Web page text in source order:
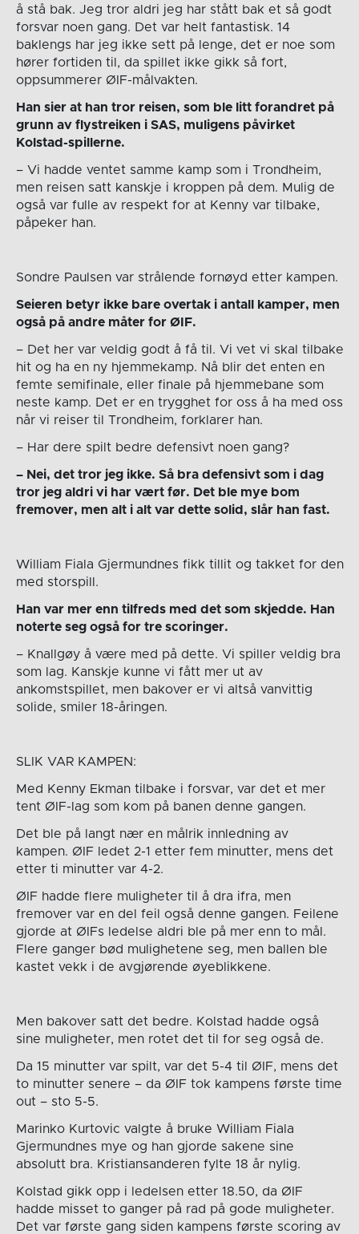
å stå bak. Jeg tror aldri jeg har stått bak et så godt
forsvar noen gang. Det var helt fantastisk. 14
baklengs har jeg ikke sett på lenge, det er noe som
hører fortiden til, da spillet ikke gikk så fort,
oppsummerer ØIF-målvakten.
Han sier at han tror reisen, som ble litt forandret på
grunn av flystreiken i SAS, muligens påvirket
Kolstad-spillerne.
– Vi hadde ventet samme kamp som i Trondheim,
men reisen satt kanskje i kroppen på dem. Mulig de
også var fulle av respekt for at Kenny var tilbake,
påpeker han.
Sondre Paulsen var strålende fornøyd etter kampen.
Seieren betyr ikke bare overtak i antall kamper, men
også på andre måter for ØIF.
– Det her var veldig godt å få til. Vi vet vi skal tilbake
hit og ha en ny hjemmekamp. Nå blir det enten en
femte semifinale, eller finale på hjemmebane som
neste kamp. Det er en trygghet for oss å ha med oss
når vi reiser til Trondheim, forklarer han.
– Har dere spilt bedre defensivt noen gang?
– Nei, det tror jeg ikke. Så bra defensivt som i dag
tror jeg aldri vi har vært før. Det ble mye bom
fremover, men alt i alt var dette solid, slår han fast.
William Fiala Gjermundnes fikk tillit og takket for den
med storspill.
Han var mer enn tilfreds med det som skjedde. Han
noterte seg også for tre scoringer.
– Knallgøy å være med på dette. Vi spiller veldig bra
som lag. Kanskje kunne vi fått mer ut av
ankomstspillet, men bakover er vi altså vanvittig
solide, smiler 18-åringen.
SLIK VAR KAMPEN:
Med Kenny Ekman tilbake i forsvar, var det et mer
tent ØIF-lag som kom på banen denne gangen.
Det ble på langt nær en målrik innledning av
kampen. ØIF ledet 2-1 etter fem minutter, mens det
etter ti minutter var 4-2.
ØIF hadde flere muligheter til å dra ifra, men
fremover var en del feil også denne gangen. Feilene
gjorde at ØIFs ledelse aldri ble på mer enn to mål.
Flere ganger bød mulighetene seg, men ballen ble
kastet vekk i de avgjørende øyeblikkene.
Men bakover satt det bedre. Kolstad hadde også
sine muligheter, men rotet det til for seg også de.
Da 15 minutter var spilt, var det 5-4 til ØIF, mens det
to minutter senere – da ØIF tok kampens første time
out – sto 5-5.
Marinko Kurtovic valgte å bruke William Fiala
Gjermundnes mye og han gjorde sakene sine
absolutt bra. Kristiansanderen fylte 18 år nylig.
Kolstad gikk opp i ledelsen etter 18.50, da ØIF
hadde misset to ganger på rad på gode muligheter.
Det var første gang siden kampens første scoring av